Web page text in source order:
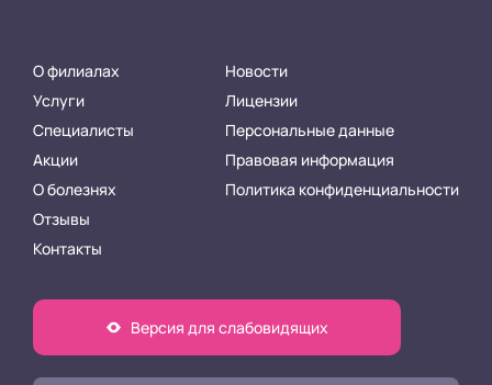
О филиалах
Услуги
Специалисты
Акции
О болезнях
Отзывы
Контакты
Новости
Лицензии
Персональные данные
Правовая информация
Политика конфиденциальности
Версия для слабовидящих